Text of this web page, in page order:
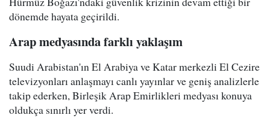
dönemde hayata geçirildi.
Arap medyasında farklı yaklaşım
Suudi Arabistan'ın El Arabiya ve Katar merkezli El Cezire
televizyonları anlaşmayı canlı yayınlar ve geniş analizlerle
takip ederken, Birleşik Arap Emirlikleri medyası konuya
oldukça sınırlı yer verdi.